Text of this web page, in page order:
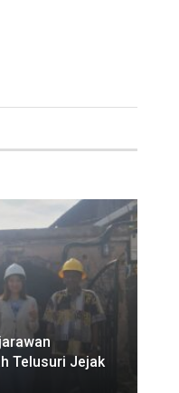
Telusuri Jejak